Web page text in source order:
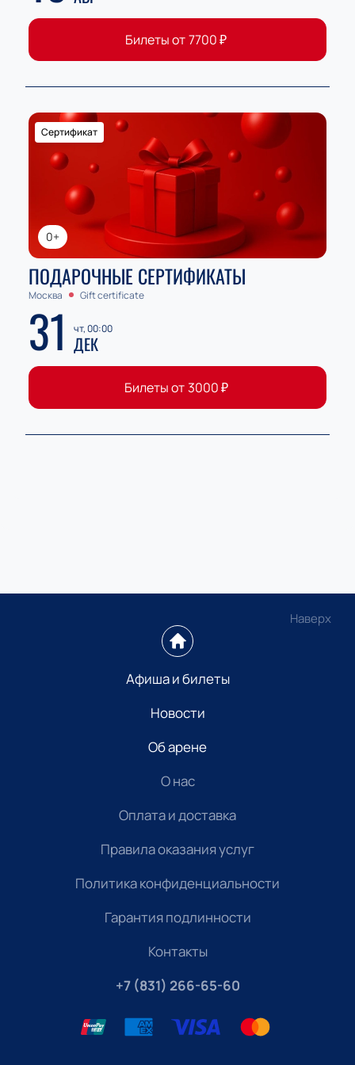
Билеты от7700₽
0+
Сертификат
ПОДАРОЧНЫЕ СЕРТИФИКАТЫ
Москва Gift certificate
31 чт, 00:00
ДЕК
Билеты от 3000₽
Наверх
Афиша и билеты
Новости
Об арене
О нас
Оплата и доставка
Правила оказания услуг
Политика конфиденциальности
Гарантия подлинности
Контакты
+7 (831) 266-65-60